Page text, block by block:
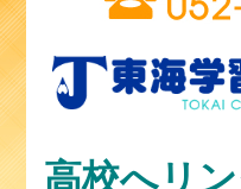
高校へリ